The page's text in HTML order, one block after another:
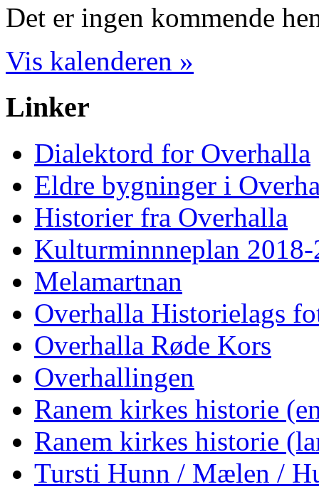
Det er ingen kommende
Vis kalenderen »
Linker
Dialektord for Overhalla
Eldre bygninger i
Historier fra Overhalla
Kulturminnneplan
Melamartnan
Overhalla Historielags
Overhalla Røde Kors
Overhallingen
Ranem kirkes historie
Ranem kirkes historie
Tursti Hunn / Mælen /